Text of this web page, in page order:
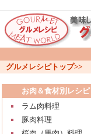
グルメレシピトップ>>
お肉＆食材別レシピ
ラム肉料理
豚肉料理